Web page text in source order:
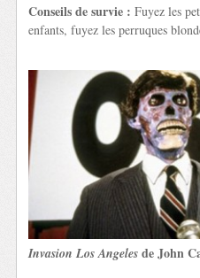
Conseils de survie : Fuyez les
enfants, fuyez les perruques
Invasion Los Angeles de John